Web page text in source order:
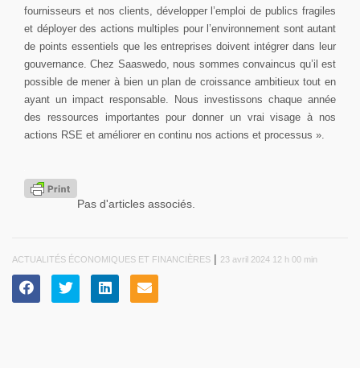
fournisseurs et nos clients, développer l’emploi de publics fragiles
et déployer des actions multiples pour l’environnement sont autant
de points essentiels que les entreprises doivent intégrer dans leur
gouvernance. Chez Saaswedo, nous sommes convaincus qu’il est
possible de mener à bien un plan de croissance ambitieux tout en
ayant un impact responsable. Nous investissons chaque année
des ressources importantes pour donner un vrai visage à nos
actions RSE et améliorer en continu nos actions et processus ».
Pas d'articles associés.
ACTUALITÉS ÉCONOMIQUES ET FINANCIÈRES | 23 avril 2024 12 h 00 min